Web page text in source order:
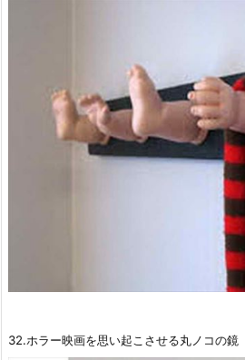
32.ホラー映画を思い起こさせる丸ノコの鏡